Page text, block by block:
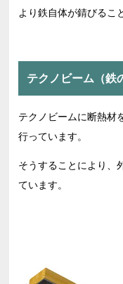
より鉄自体が錆びるこ
テクノビーム（鉄
テクノビームに断熱材
行っています。
そうすることにより、
ています。